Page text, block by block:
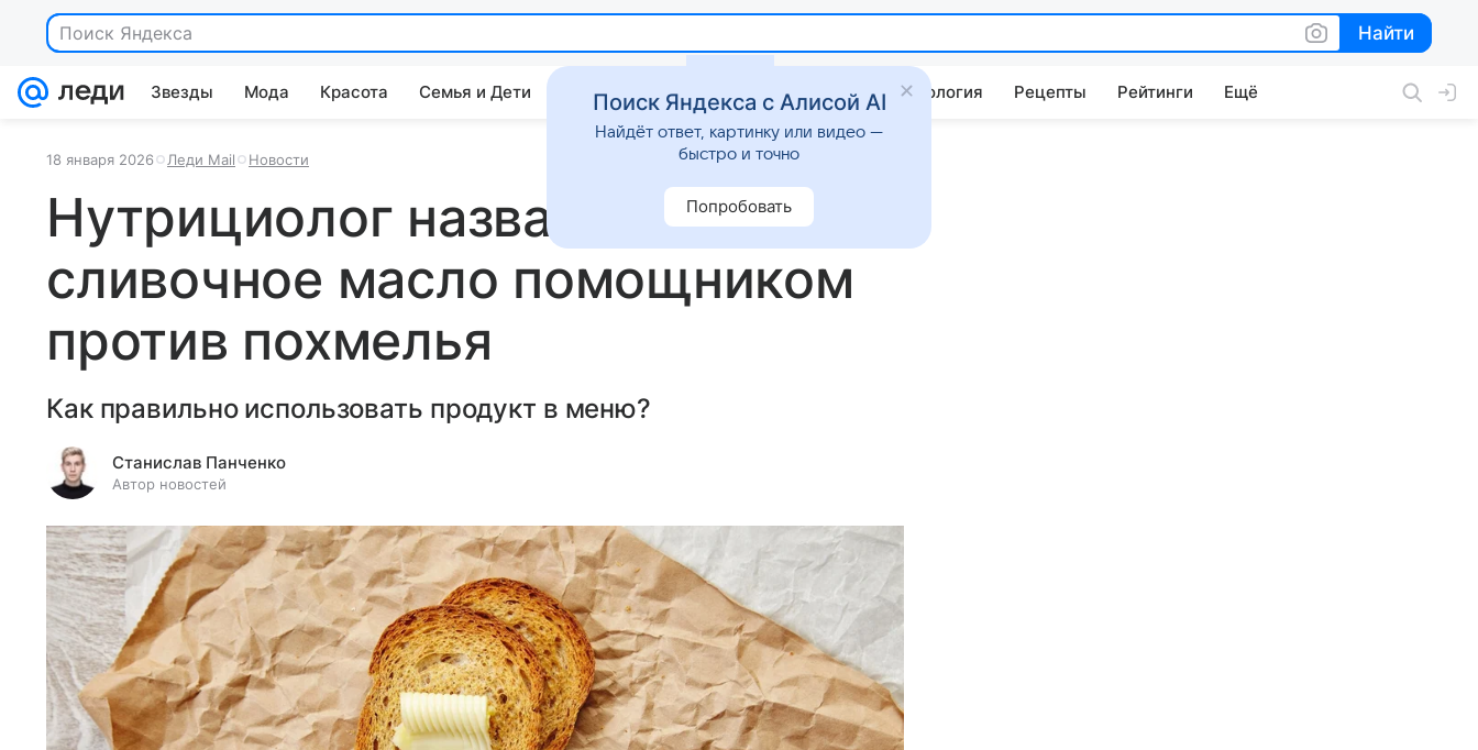
Поиск Яндекса Найти
Найти
Звезды Мода Красота Семья и Дети Дом Гороскопы Стиль жизни Психология Рецепты Рейтинги Ещё
18 января 2026 Леди Mail Новости
Нутрициолог назвала
сливочное масло помощником
против похмелья
Как правильно использовать продукт в меню?
Станислав Панченко
Автор новостей
Поиск Яндекса с Алисой AI
Найдёт ответ, картинку или видео —
быстро и точно
Попробовать